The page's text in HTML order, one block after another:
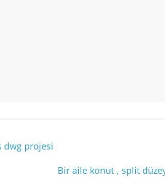
dwg projesi
Bir aile konut , split